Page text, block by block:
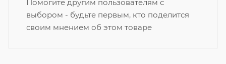
Помогите другим пользователям с
выбором - будьте первым, кто поделится
своим мнением об этом товаре